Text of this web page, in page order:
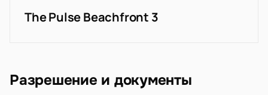
The Pulse Beachfront 3
Разрешение и документы